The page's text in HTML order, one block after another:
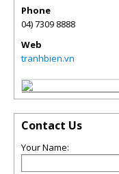
Phone
04) 7309 8888
Web
tranhbien.vn
Contact Us
Your Name: